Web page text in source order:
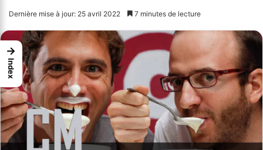
Dernière mise à jour: 25 avril 2022 7 minutes de lecture
→
Index